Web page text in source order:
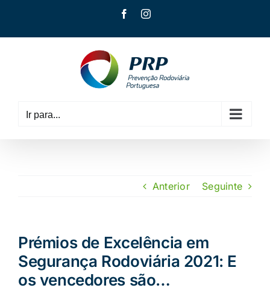
content
FacebookInstagram
Ir para...
Anterior Seguinte
Prémios de Excelência em
Segurança Rodoviária 2021: E
os vencedores são…